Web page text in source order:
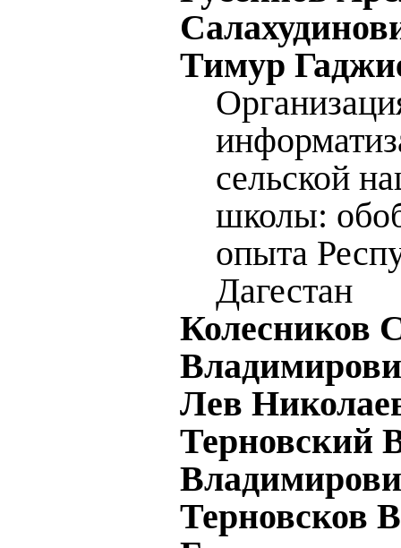
Тимур
сельской
школы:
опыта
Дагестан
Колесников
Лев
Терновский
Терновсков